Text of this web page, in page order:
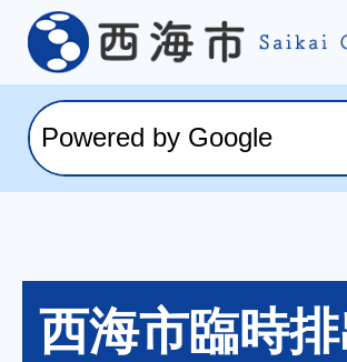
西海市臨時